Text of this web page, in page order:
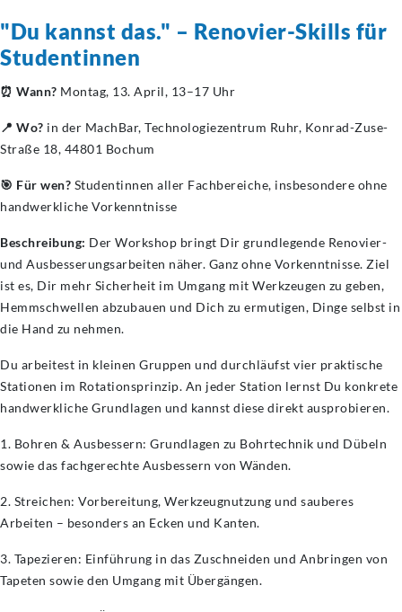
"Du kannst das." – Renovier-Skills für
Studentinnen
⏰ Wann? Montag, 13. April, 13–17 Uhr
📍 Wo? in der MachBar, Technologiezentrum Ruhr, Konrad-Zuse-
Straße 18, 44801 Bochum
🎯 Für wen? Studentinnen aller Fachbereiche, insbesondere ohne
handwerkliche Vorkenntnisse
Beschreibung: Der Workshop bringt Dir grundlegende Renovier-
und Ausbesserungsarbeiten näher. Ganz ohne Vorkenntnisse. Ziel
ist es, Dir mehr Sicherheit im Umgang mit Werkzeugen zu geben,
Hemmschwellen abzubauen und Dich zu ermutigen, Dinge selbst in
die Hand zu nehmen.
Du arbeitest in kleinen Gruppen und durchläufst vier praktische
Stationen im Rotationsprinzip. An jeder Station lernst Du konkrete
handwerkliche Grundlagen und kannst diese direkt ausprobieren.
1. Bohren & Ausbessern: Grundlagen zu Bohrtechnik und Dübeln
sowie das fachgerechte Ausbessern von Wänden.
2. Streichen: Vorbereitung, Werkzeugnutzung und sauberes
Arbeiten – besonders an Ecken und Kanten.
3. Tapezieren: Einführung in das Zuschneiden und Anbringen von
Tapeten sowie den Umgang mit Übergängen.